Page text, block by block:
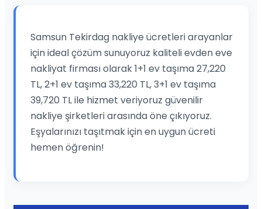
Samsun Tekirdag nakliye ücretleri arayanlar
için ideal çözüm sunuyoruz kaliteli evden eve
nakliyat firması olarak 1+1 ev taşıma 27,220
TL, 2+1 ev taşıma 33,220 TL, 3+1 ev taşıma
39,720 TL ile hizmet veriyoruz güvenilir
nakliye şirketleri arasında öne çıkıyoruz.
Eşyalarınızı taşıtmak için en uygun ücreti
hemen öğrenin!